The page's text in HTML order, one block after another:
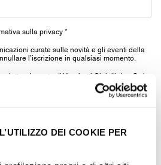
DEI COOKIE PER
sulla privacy *
curate sulle novità e gli eventi della
l’iscrizione in qualsiasi momento.
da parte di Veschetti Gioielli due S.r.l
relative a prodotti ROLEX (marketing di